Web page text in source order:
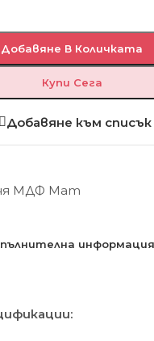
Добавяне В Количката
Купи Сега
Добавяне към
МДФ Мат
информация